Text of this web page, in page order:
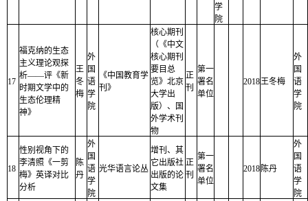
学
院
17
福克纳的生态
主义理论观探
析——评《新
时期文学中的
生态伦理精
神》
王
冬
梅
外
国
语
学
院
《中国教育学
刊》
核心期刊
（《中文
核心期刊
要目总
览》北京
大学出
版）、国
外学术刊
物
正
刊
第一
署名
单位
2018王冬梅
外
国
语
学
院
18
性别视角下的
李清照《一剪
梅》英译对比
分析
陈
丹
外
国
语
学
院
光华语言论丛
增刊、其
它出版社
出版的论
文集
正
刊
第一
署名
单位
2018 陈丹
外
国
语
学
院